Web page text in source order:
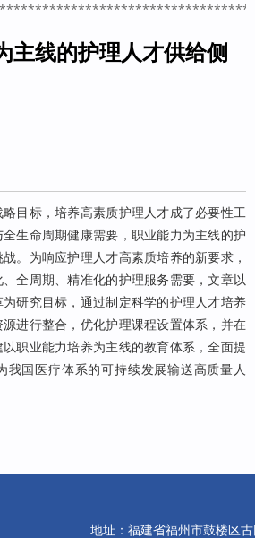
主线的护理人才供给侧
目标，培养高素质护理人才成了必要性工
生命周期健康需要，职业能力为主线的护
。为响应护理人才高素质培养的新要求，
全周期、精准化的护理服务需要，文章以
研究目标，通过制定科学的护理人才培养
进行整合，优化护理课程设置体系，并在
职业能力培养为主线的教育体系，全面提
我国医疗体系的可持续发展输送高质量人
地址：福建省福州市鼓楼区